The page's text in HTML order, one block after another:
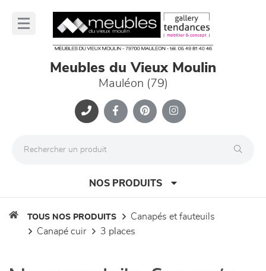
Meubles du Vieux Moulin
Mauléon (79)
NOS PRODUITS
TOUS NOS PRODUITS
canapés et fauteuils
canapé cuir
3 places